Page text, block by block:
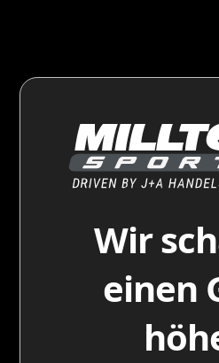
Wir
einen